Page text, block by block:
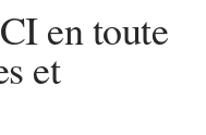
en toute
et